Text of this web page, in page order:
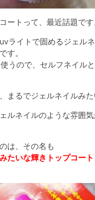
ートって、最近話題です
ライトで固めるジェル
す。
うので、セルフネイル
まるでジェルネイルみた
ルネイルのような雰囲
は、その名も
たいな輝きトップコート